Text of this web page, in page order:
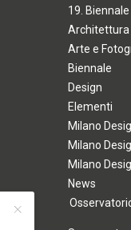
19.
Architettura
Arte e
Biennale
Design
Elementi
Milano
Milano
Milano
News